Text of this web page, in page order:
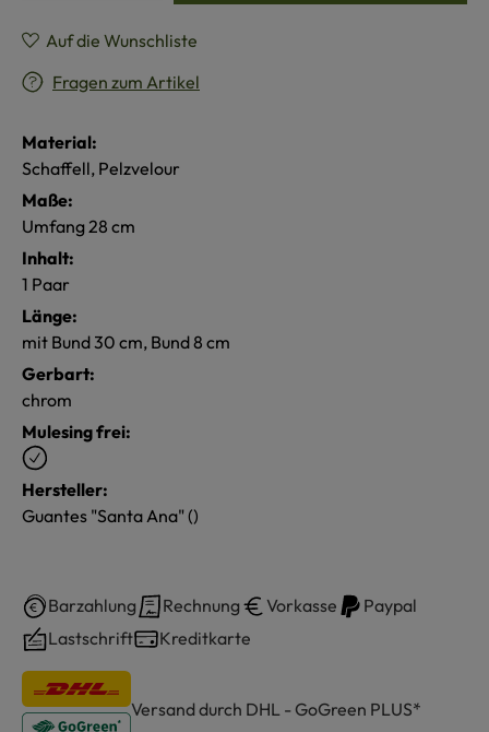
Auf die Wunschliste
Fragen zum Artikel
Material:
Schaffell, Pelzvelour
Maße:
Umfang 28 cm
Inhalt:
1 Paar
Länge:
mit Bund 30 cm, Bund 8 cm
Gerbart:
chrom
Mulesing frei:
Hersteller:
Guantes "Santa Ana" ()
Barzahlung Rechnung Vorkasse
Paypal
Lastschrift
Kreditkarte
Versand durch DHL - GoGreen PLUS*